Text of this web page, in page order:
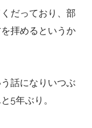
だっており、部
拝めるというか
話になりいつぶ
5年ぶり。